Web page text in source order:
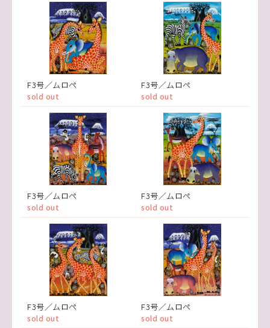
F3号／ムロペ
sold out
F3号／ムロペ
sold out
F3号／ムロペ
sold out
F3号／ムロペ
sold out
F3号／ムロペ
sold out
F3号／ムロペ
sold out